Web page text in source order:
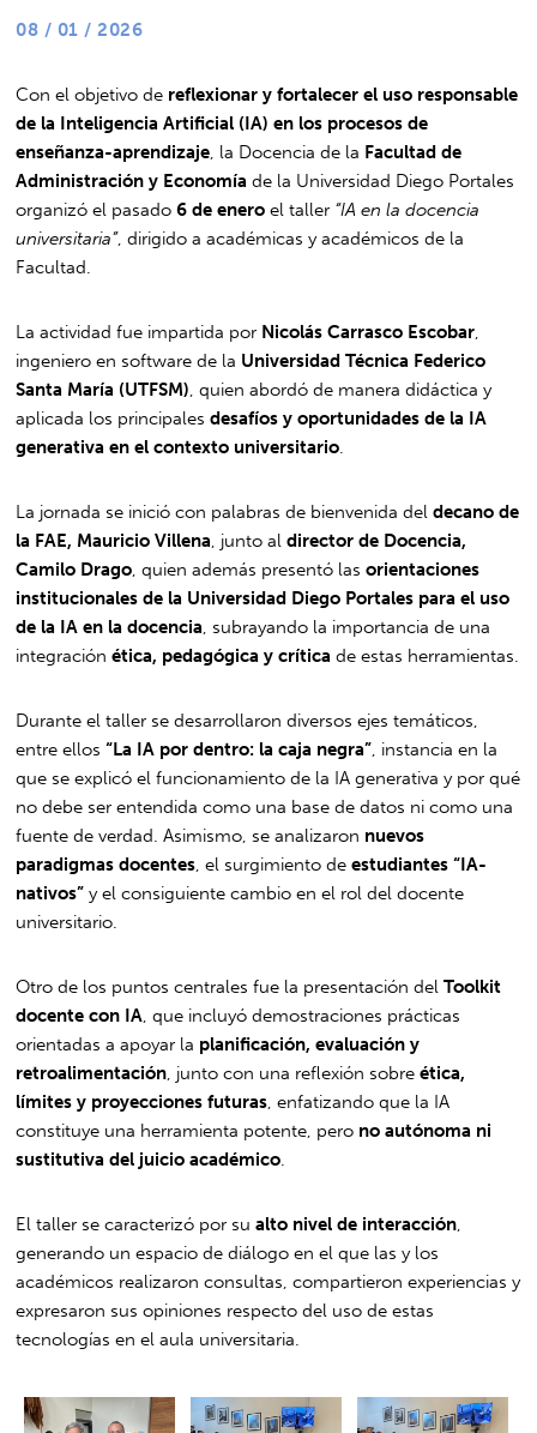
08 / 01 / 2026
Con el objetivo de reflexionar y fortalecer el uso responsable
de la Inteligencia Artificial (IA) en los procesos de
enseñanza-aprendizaje , la Docencia de la Facultad de
Administración y Economíade la Universidad Diego Portales
organizó el pasado6 de enero el taller “IA en la docencia
universitaria”, dirigido a académicas y académicos de la
Facultad.
La actividad fue impartida por Nicolás Carrasco Escobar
ingeniero en software de la Universidad Técnica Federico
Santa María (UTFSM) , quien abordó de manera didáctica y
aplicada los principalesdesafíos y oportunidades de la IA
generativa en el contexto universitario
La jornada se inició con palabras de bienvenida deldecano de
la FAE, Mauricio Villena , junto aldirector de Docencia,
Camilo Drago , quien además presentó lasorientaciones
institucionales de la Universidad Diego Portales para el uso
de la IA en la docencia , subrayando la importancia de una
integraciónética, pedagógica y crítica de estas herramientas.
Durante el taller se desarrollaron diversos ejes temáticos,
entre ellos“La IA por dentro: la caja negra” , instancia en la
que se explicó el funcionamiento de la IA generativa y por qué
no debe ser entendida como una base de datos ni como una
fuente de verdad. Asimismo, se analizaron nuevos
paradigmas docentes , el surgimiento deestudiantes “IA-
nativos” y el consiguiente cambio en el rol del docente
universitario.
Otro de los puntos centrales fue la presentación delToolkit
docente con IA , que incluyó demostraciones prácticas
orientadas a apoyar la planificación, evaluación y
retroalimentación , junto con una reflexión sobreética,
límites y proyecciones futuras , enfatizando que la IA
constituye una herramienta potente, pero no autónoma ni
sustitutiva del juicio académico
El taller se caracterizó por sualto nivel de interacción
generando un espacio de diálogo en el que las y los
académicos realizaron consultas, compartieron experiencias y
expresaron sus opiniones respecto del uso de estas
tecnologías en el aula universitaria.